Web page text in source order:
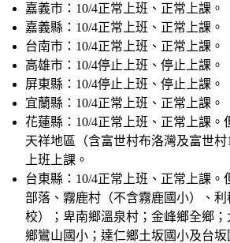
嘉義市： 10/4正常上班、正常上課。
嘉義縣： 10/4正常上班、正常上課。
台南市： 10/4正常上班、正常上課。
高雄市： 10/4停止上班、停止上課。
屏東縣： 10/4停止上班、停止上課。
宜蘭縣： 10/4正常上班、正常上課。
花蓮縣： 10/4正常上班、正常上課。
天祥地區（含富世村布洛灣及富世村
上班上課。
台東縣： 10/4正常上班、正常上課。
部落、霧鹿村（不含霧鹿國小）、
校）；卑南鄉溫泉村；金峰鄉全鄉
鄉鸞山國小；達仁鄉土坂國小及台